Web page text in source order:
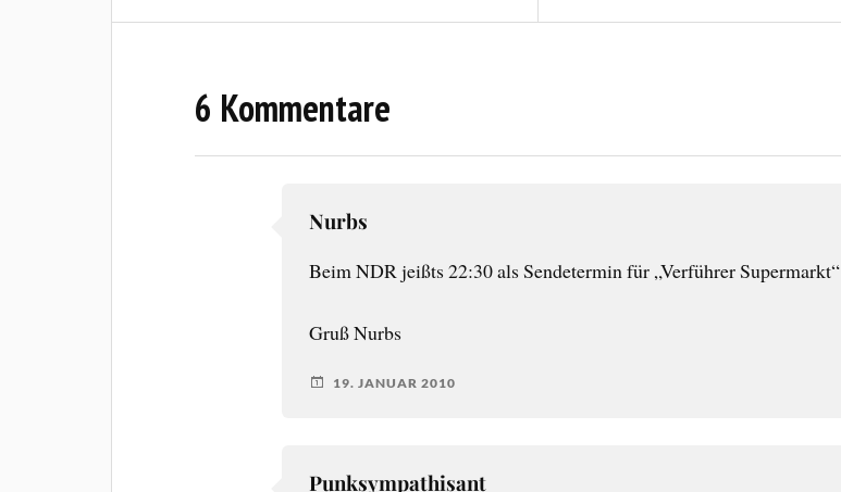
6 Kommentare
Nurbs
Beim NDR jeißts 22:30 als Sendetermin für „Verführer Supermarkt“
Gruß Nurbs
19. JANUAR 2010
Punksympathisant